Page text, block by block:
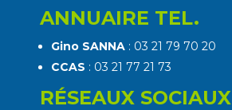
ANNUAIRE TEL.
Gino SANNA : 03 21 79 70 20
CCAS : 03 21 77 21 73
RÉSEAUX SOCIAUX